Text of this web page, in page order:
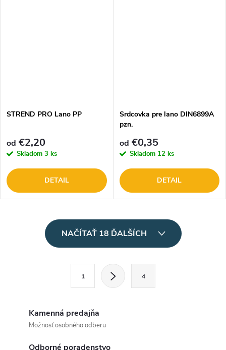
STREND PRO Lano PP
od €2,20
Skladom 3 ks
DETAIL
Srdcovka pre lano DIN6899A
pzn.
od €0,35
Skladom 12 ks
DETAIL
NAČÍTAŤ 18 ĎALŠÍCH
1 4
Kamenná predajňa
Možnosť osobného odberu
Odborné poradenstvo